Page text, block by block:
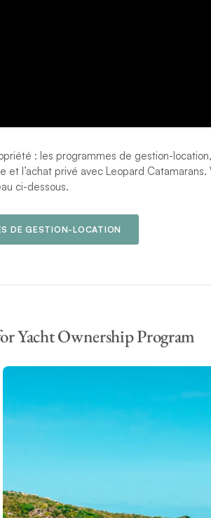
: les programmes de gestion-
et l’achat privé avec Leopard Catamarans.
ci-dessous.
DE GESTION-LOCATION
Yacht Ownership Program